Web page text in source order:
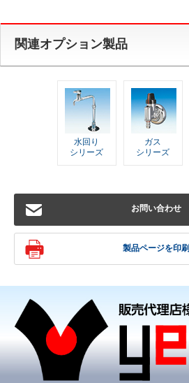
関連オプション製品
水回り
シリーズ
ガス
シリーズ
お問い合わせ
製品ページを印刷